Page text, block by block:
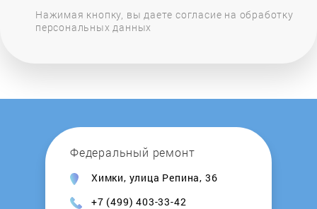
Нажимая кнопку, вы даете согласие на обработку
персональных данных
Федеральный ремонт
Химки, улица Репина, 36
+7 (499) 403-33-42